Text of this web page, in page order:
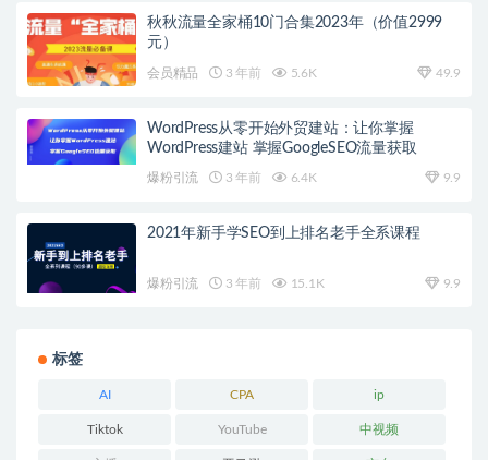
秋秋流量全家桶10门合集2023年（价值2999
元）
会员精品 3 年前 5.6K 49.9
WordPress从零开始外贸建站：让你掌握
WordPress建站 掌握GoogleSEO流量获取
爆粉引流 3 年前 6.4K 9.9
2021年新手学SEO到上排名老手全系课程
爆粉引流 3 年前 15.1K 9.9
标签
AI CPA ip
Tiktok YouTube 中视频